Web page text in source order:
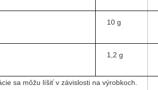
10 g
1,2 g
sa môžu líšiť v závislosti na výrobkoch.